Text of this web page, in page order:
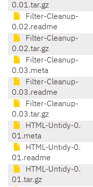
0.01.tar.gz
Filter-Cleanup-
0.02.readme
Filter-Cleanup-
0.02.tar.gz
Filter-Cleanup-
0.03.meta
Filter-Cleanup-
0.03.readme
Filter-Cleanup-
0.03.tar.gz
HTML-Untidy-0.
01.meta
HTML-Untidy-0.
01.readme
HTML-Untidy-0.
01.tar.gz